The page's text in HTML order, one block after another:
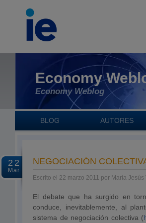
Economy
Economy Weblog
BLOG AUTORES
22
Mar
NEGOCIACIÓN
Escrito el 22 marzo 2011 por María Jesús
El debate que ha surgido en
conduce, inevitablemente, al
sistema de negociación colectiva (